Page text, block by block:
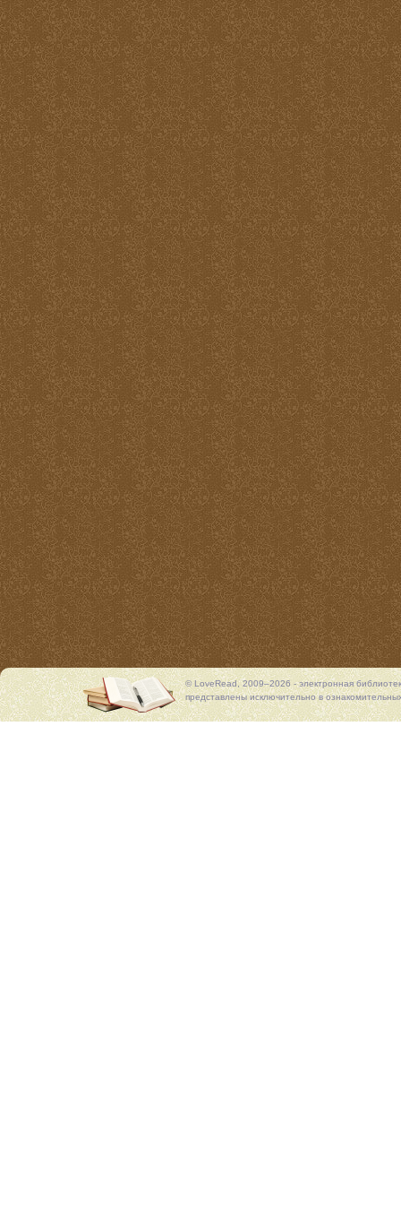
© LoveRead, 2009–2026 - электронная
представлены исключительно в